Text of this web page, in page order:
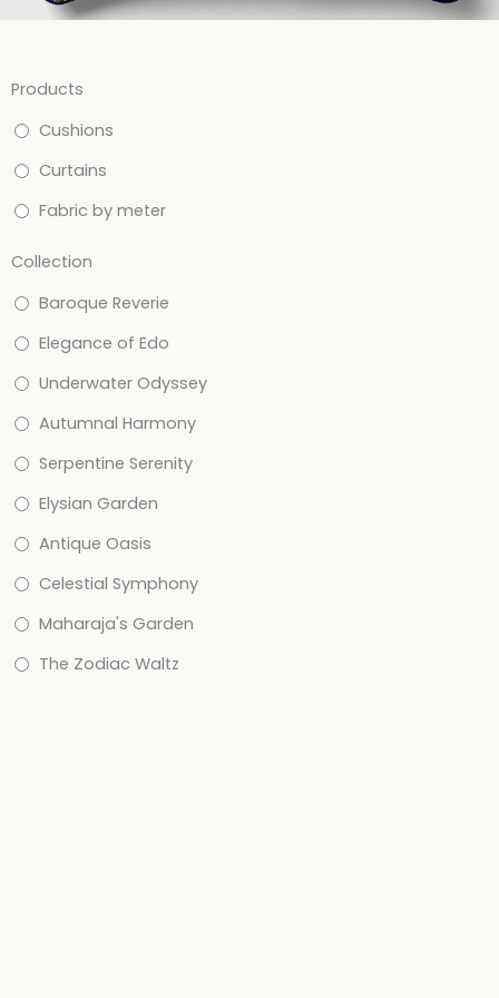
Products
Cushions
Curtains
Fabric by meter
Collection
Baroque Reverie
Elegance of Edo
Underwater Odyssey
Autumnal Harmony
Serpentine Serenity
Elysian Garden
Antique Oasis
Celestial Symphony
Maharaja's Garden
The Zodiac Waltz